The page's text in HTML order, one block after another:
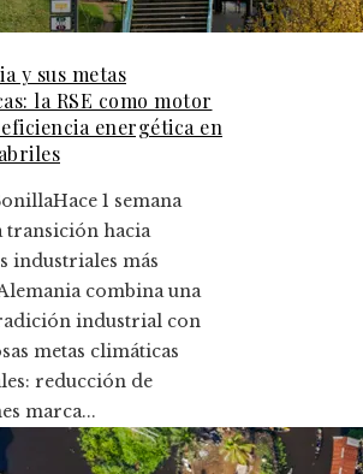
y sus metas
la RSE como motor
energética en
Hace 1 semana
transición hacia
industriales más
combina una
industrial con
metas climáticas
reducción de
marca...